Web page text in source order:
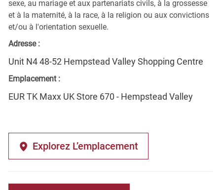
sexe, au mariage et aux partenariats civils, à la grossesse
et à la maternité, à la race, à la religion ou aux convictions
et/ou à l'orientation sexuelle.
Adresse :
Unit N4 48-52 Hempstead Valley Shopping Centre
Emplacement :
EUR TK Maxx UK Store 670 - Hempstead Valley
Explorez L’emplacement